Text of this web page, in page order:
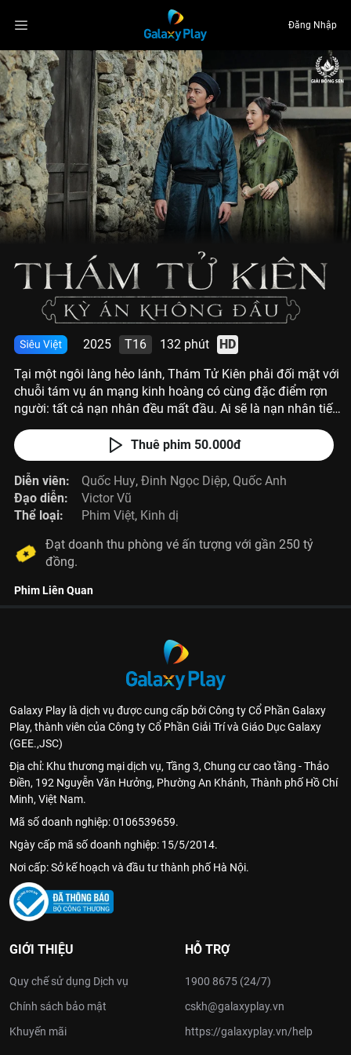
Đăng Nhập
2025 T16 132 phút
HD
Tại một ngôi làng hẻo lánh, Thám Tử Kiên phải đối mặt với
chuỗi tám vụ án mạng kinh hoàng có cùng đặc điểm rợn
người: tất cả nạn nhân đều mất đầu. Ai sẽ là nạn nhân tiếp
theo và ai mới là kẻ thủ ác?
Thuê phim 50.000đ
Diễn viên: Quốc Huy, Đinh Ngọc Diệp, Quốc Anh
Đạo diễn:
Victor Vũ
Thể loại:
Phim Việt, Kinh dị
Đạt doanh thu phòng vé ấn tượng với gần 250 tỷ
đồng.
Phim Liên Quan
Galaxy Play là dịch vụ được cung cấp bởi Công ty Cổ Phần Galaxy
Play, thành viên của Công ty Cổ Phần Giải Trí và Giáo Dục Galaxy
(GEE.,JSC)
Địa chỉ: Khu thương mại dịch vụ, Tầng 3, Chung cư cao tầng - Thảo
Điền, 192 Nguyễn Văn Hưởng, Phường An Khánh, Thành phố Hồ Chí
Minh, Việt Nam.
Mã số doanh nghiệp: 0106539659.
Ngày cấp mã số doanh nghiệp: 15/5/2014.
Nơi cấp: Sở kế hoạch và đầu tư thành phố Hà Nội.
GIỚI THIỆU
Quy chế sử dụng Dịch vụ
Chính sách bảo mật
Khuyến mãi
HỖ TRỢ
1900 8675 (24/7)
cskh@galaxyplay.vn
https://galaxyplay.vn/help